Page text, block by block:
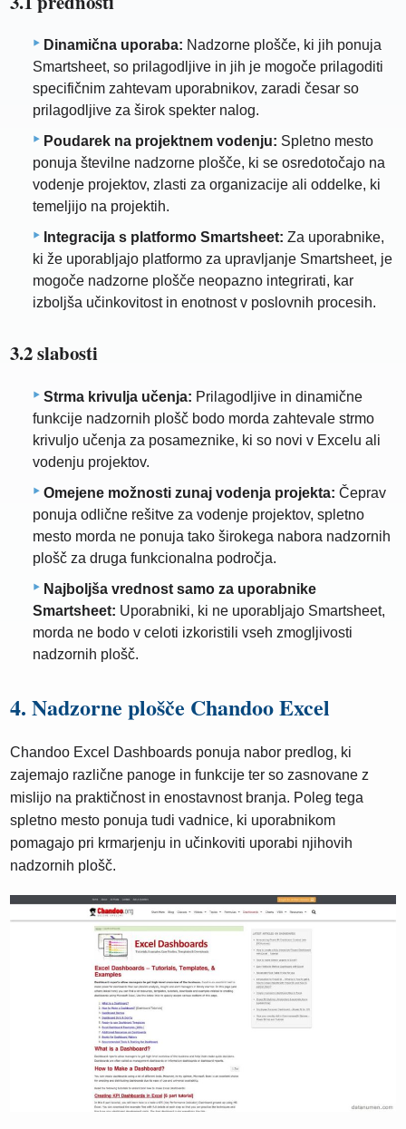
Dinamična uporaba: Nadzorne plošče, ki jih ponuja
Smartsheet, so prilagodljive in jih je mogoče prilagoditi
specifičnim zahtevam uporabnikov, zaradi česar so
prilagodljive za širok spekter nalog.
Poudarek na projektnem vodenju: Spletno mesto
ponuja številne nadzorne plošče, ki se osredotočajo na
vodenje projektov, zlasti za organizacije ali oddelke, ki
temeljijo na projektih.
Integracija s platformo Smartsheet: Za uporabnike,
ki že uporabljajo platformo za upravljanje Smartsheet, je
mogoče nadzorne plošče neopazno integrirati, kar
izboljša učinkovitost in enotnost v poslovnih procesih.
3.2 slabosti
Strma krivulja učenja: Prilagodljive in dinamične
funkcije nadzornih plošč bodo morda zahtevale strmo
krivuljo učenja za posameznike, ki so novi v Excelu ali
vodenju projektov.
Omejene možnosti zunaj vodenja projekta: Čeprav
ponuja odlične rešitve za vodenje projektov, spletno
mesto morda ne ponuja tako širokega nabora nadzornih
plošč za druga funkcionalna področja.
Najboljša vrednost samo za uporabnike
Smartsheet: Uporabniki, ki ne uporabljajo Smartsheet,
morda ne bodo v celoti izkoristili vseh zmogljivosti
nadzornih plošč.
4. Nadzorne plošče Chandoo Excel
Chandoo Excel Dashboards ponuja nabor predlog, ki
zajemajo različne panoge in funkcije ter so zasnovane z
mislijo na praktičnost in enostavnost branja. Poleg tega
spletno mesto ponuja tudi vadnice, ki uporabnikom
pomagajo pri krmarjenju in učinkoviti uporabi njihovih
nadzornih plošč.